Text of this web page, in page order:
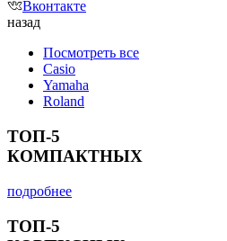
Вконтакте
назад
Посмотреть все
Casio
Yamaha
Roland
ТОП-5
КОМПАКТНЫХ
подробнее
ТОП-5